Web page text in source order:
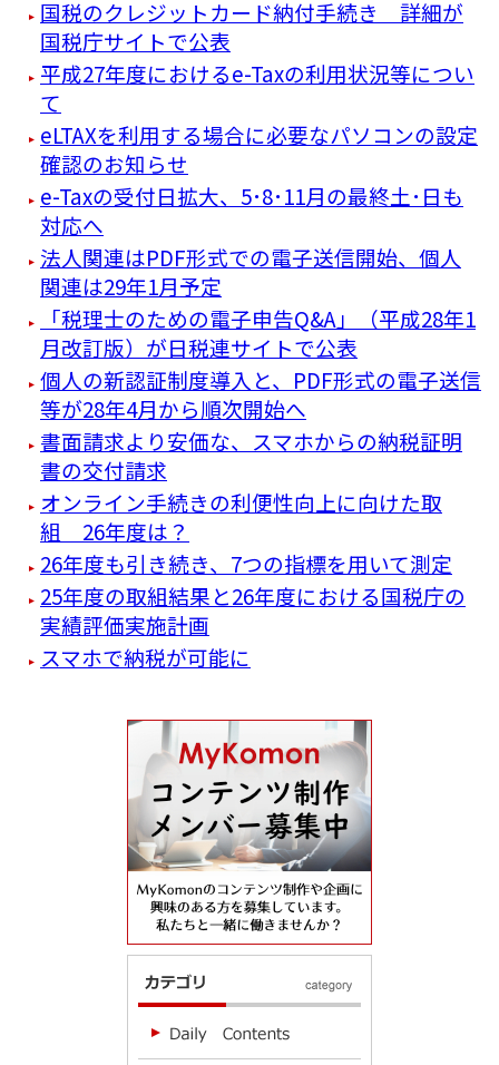
国税のクレジットカード納付手続き 詳細が
国税庁サイトで公表
平成27年度におけるe-Taxの利用状況等につい
て
eLTAXを利用する場合に必要なパソコンの設定
確認のお知らせ
e-Taxの受付日拡大、5･8･11月の最終土･日も
対応へ
法人関連はPDF形式での電子送信開始、個人
関連は29年1月予定
「税理士のための電子申告Q&A」（平成28年1
月改訂版）が日税連サイトで公表
個人の新認証制度導入と、PDF形式の電子送信
等が28年4月から順次開始へ
書面請求より安価な、スマホからの納税証明
書の交付請求
オンライン手続きの利便性向上に向けた取
組 26年度は？
26年度も引き続き、7つの指標を用いて測定
25年度の取組結果と26年度における国税庁の
実績評価実施計画
スマホで納税が可能に